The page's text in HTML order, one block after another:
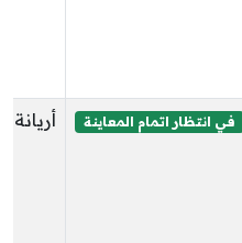
في انتظار اتمام المعاينة أريانة